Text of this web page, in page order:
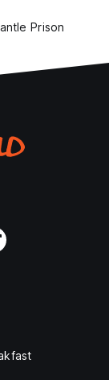
Prison